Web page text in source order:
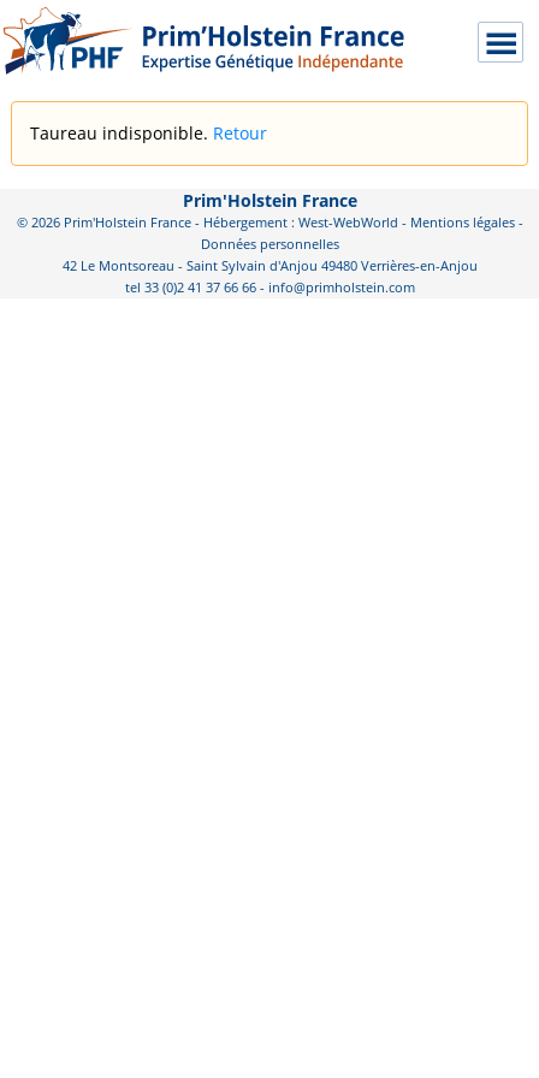
Taureau indisponible. Retour
Prim'Holstein France
© 2026 Prim'Holstein France - Hébergement : West-WebWorld - Mentions légales-
Données personnelles
42 Le Montsoreau - Saint Sylvain d'Anjou 49480 Verrières-en-Anjou
tel 33 (0)2 41 37 66 66 - info@primholstein.com